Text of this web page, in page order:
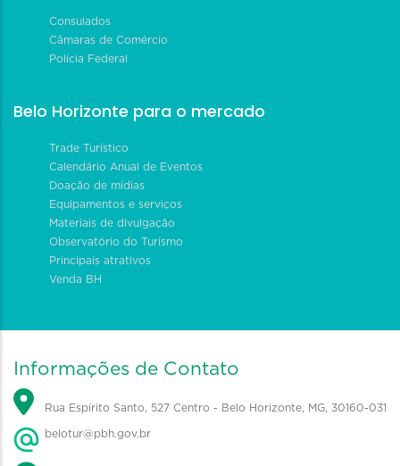
Consulados
Câmaras de Comércio
Polícia Federal
Belo Horizonte para o mercado
Trade Turístico
Calendário Anual de Eventos
Doação de mídias
Equipamentos e serviços
Materiais de divulgação
Observatório do Turismo
Principais atrativos
Venda BH
Informações de Contato
Rua Espírito Santo, 527 Centro - Belo Horizonte, MG, 30160-031
belotur@pbh.gov.br